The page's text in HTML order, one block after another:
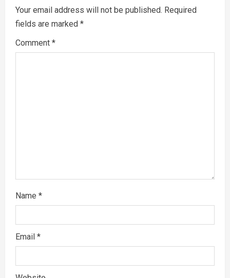
i
g
a
Your email address will not be published. Required
fields are marked *
Comment *
Name *
Email *